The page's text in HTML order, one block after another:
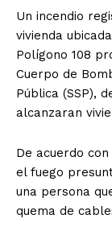
Un incendio
vivienda
Polígono 108
Cuerpo de
Pública (SSP),
alcanzaran
De acuerdo
el fuego
una persona
quema de